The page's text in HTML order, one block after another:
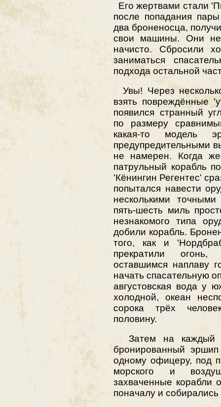
Его жертвами стали
после попадания
два броненосца,
свои машины. Они
начисто. Сбросили
заниматься
подхода остальной
Увы! Через
взять повреждённые
появился странный
по размеру
какая-то модель
предупредительными
не намерен. Когда
патрульный корабль
'Кёнингин Регентес'
попытался навести
несколькими
пять-шесть миль
незнакомого типа
добили корабль.
того, как и
прекратили
оставшимся наплаву
начать спасательную
августовская вода у
холодной, океан
сорока трёх
половину.
Затем на каждый
бронированный
одному офицеру, под
морского и
захваченные корабли
поначалу и собирались